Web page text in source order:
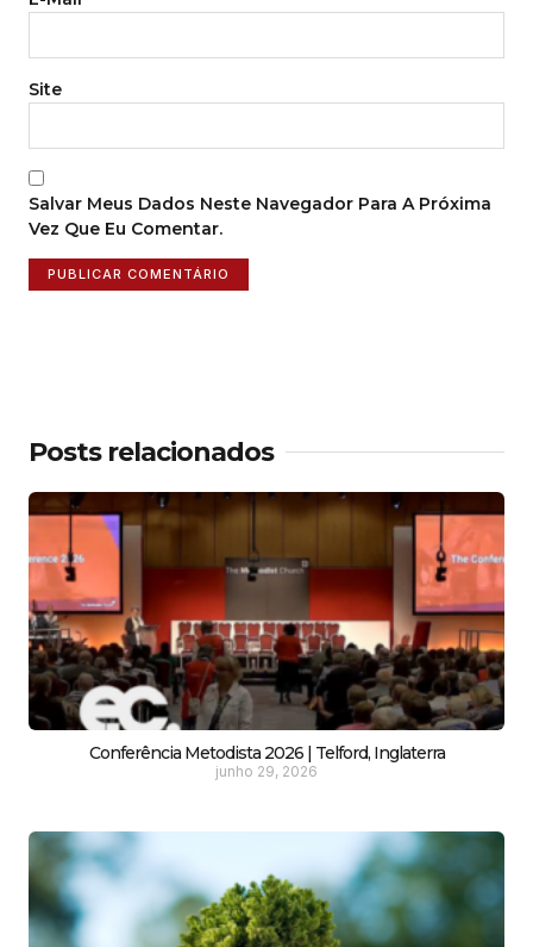
Site
Salvar Meus Dados Neste Navegador Para A Próxima
Vez Que Eu Comentar.
Posts relacionados
Conferência Metodista 2026 | Telford, Inglaterra
junho 29, 2026